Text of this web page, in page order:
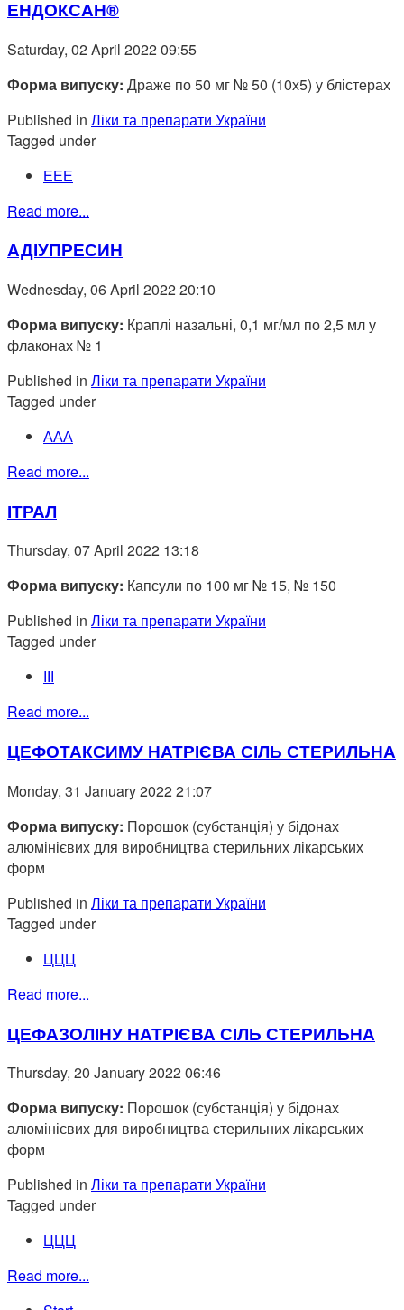
ЕНДОКСАН®
Saturday, 02 April 2022 09:55
Форма випуску: Драже по 50 мг № 50 (10х5) у блістерах
Published in Ліки та препарати України
Tagged under
ЕЕЕ
Read more...
АДІУПРЕСИН
Wednesday, 06 April 2022 20:10
Форма випуску: Краплі назальні, 0,1 мг/мл по 2,5 мл у
флаконах № 1
Published in Ліки та препарати України
Tagged under
ААА
Read more...
ІТРАЛ
Thursday, 07 April 2022 13:18
Форма випуску: Капсули по 100 мг № 15, № 150
Published in Ліки та препарати України
Tagged under
ІІІ
Read more...
ЦЕФОТАКСИМУ НАТРІЄВА СІЛЬ СТЕРИЛЬНА
Monday, 31 January 2022 21:07
Форма випуску: Порошок (субстанція) у бідонах
алюмінієвих для виробництва стерильних лікарських
форм
Published in Ліки та препарати України
Tagged under
ЦЦЦ
Read more...
ЦЕФАЗОЛІНУ НАТРІЄВА СІЛЬ СТЕРИЛЬНА
Thursday, 20 January 2022 06:46
Форма випуску: Порошок (субстанція) у бідонах
алюмінієвих для виробництва стерильних лікарських
форм
Published in Ліки та препарати України
Tagged under
ЦЦЦ
Read more...